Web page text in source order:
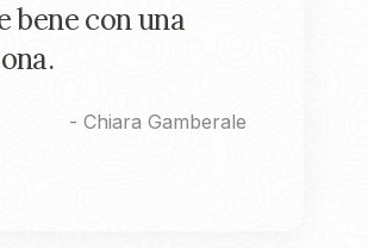
bene con una
- Chiara Gamberale